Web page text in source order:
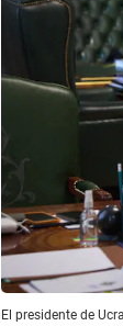
El presidente de